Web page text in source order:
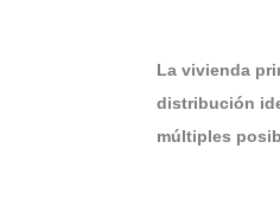
La vivienda
distribución
múltiples